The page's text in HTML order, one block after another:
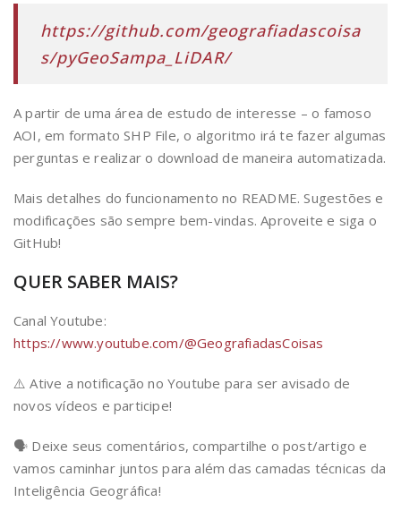
https://github.com/geografiadascoisa
s/pyGeoSampa_LiDAR/
A partir de uma área de estudo de interesse – o famoso
AOI, em formato SHP File, o algoritmo irá te fazer algumas
perguntas e realizar o download de maneira automatizada.
Mais detalhes do funcionamento no README. Sugestões e
modificações são sempre bem-vindas. Aproveite e siga o
GitHub!
QUER SABER MAIS?
Canal Youtube:
https://www.youtube.com/@GeografiadasCoisas
⚠️ Ative a notificação no Youtube para ser avisado de
novos vídeos e participe!
🗣 Deixe seus comentários, compartilhe o post/artigo e
vamos caminhar juntos para além das camadas técnicas da
Inteligência Geográfica!